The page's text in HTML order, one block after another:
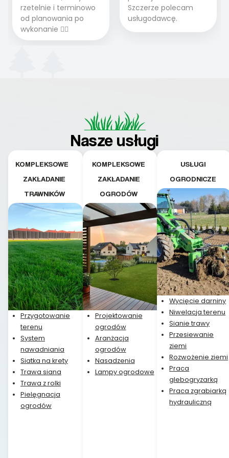
rzetelnie i terminowo
od planowania po
wykonanie 👍🏻
Szczerze polecam
usługodawcę.
Nasze usługi
KOMPLEKSOWE
ZAKŁADANIE
TRAWNIKÓW
Przygotowanie
terenu
System
nawadniania
Siatka na krety
Trawa siana
Trawa z rolki
Pielęgnacja
ogrodów
KOMPLEKSOWE
ZAKŁADANIE
OGRODÓW
Projektowanie
ogrodów
Aranżacja
ogrodów
Nasadzenia
Lampy ogrodowe
USŁUGI
OGRODNICZE
Wycięcie darniny
Niwelacja terenu
Sianie trawy
Przesiewanie
ziemi
Rozwożenie ziemi
Praca
glebogryzarką
Praca zgrabiarką
hydrauliczną